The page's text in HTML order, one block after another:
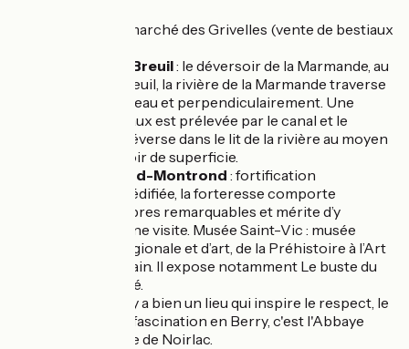
: marché des Grivelles (vente de bestiaux
Lieu-dit Le Breuil: le déversoir de la Marmande, au
lieu-dit le Breuil, la rivière de la Marmande traverse
le canal à niveau et perpendiculairement. Une
partie des eaux est prélevée par le canal et le
surplus se déverse dans le lit de la rivière au moyen
d'un déversoir de superficie.
Saint-Amand-Montrond : fortification
bastionnée édifiée, la forteresse comporte
plusieurs arbres remarquables et mérite d’y
consacrer une visite. Musée Saint-Vic : musée
d’histoire régionale et d’art, de la Préhistoire à l’Art
Contemporain. Il expose notamment Le buste du
Grand Condé.
: s'il y a bien un lieu qui inspire le respect, le
silence et la fascination en Berry, c'est l'Abbaye
Cistercienne de Noirlac.